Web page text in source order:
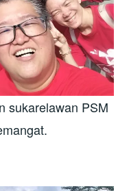
sukarelawan PSM